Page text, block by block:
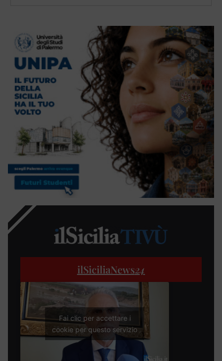
ilSiciliaNews24
Fai clic per accettare i
cookie per questo servizio